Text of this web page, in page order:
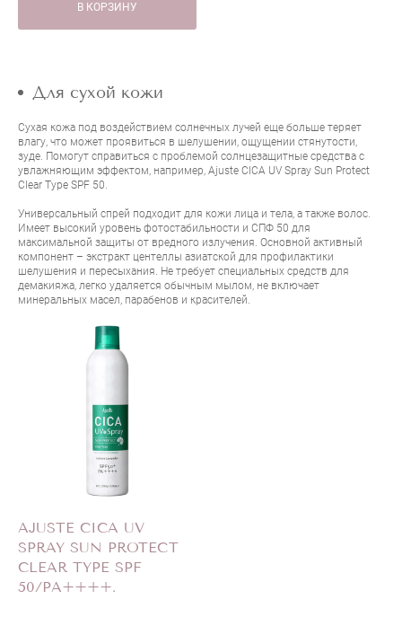
В КОРЗИНУ
Для сухой кожи
Сухая кожа под воздействием солнечных лучей еще больше теряет
влагу, что может проявиться в шелушении, ощущении стянутости,
зуде. Помогут справиться с проблемой солнцезащитные средства с
увлажняющим эффектом, например, Ajuste CICA UV Spray Sun Protect
Clear Type SPF 50
Универсальный спрей подходит для кожи лица и тела, а также волос.
Имеет высокий уровень фотостабильности и СПФ 50 для
максимальной защиты от вредного излучения. Основной активный
компонент – экстракт центеллы азиатской для профилактики
шелушения и пересыхания. Не требует специальных средств для
демакияжа, легко удаляется обычным мылом, не включает
минеральных масел, парабенов и красителей.
AJUSTE CICA UV
SPRAY SUN PROTECT
CLEAR TYPE SPF
50/PA++++.